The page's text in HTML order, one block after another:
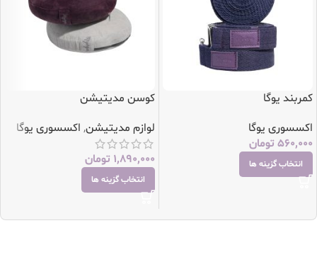
کمربند یوگا
اکسسوری یوگا
560,000تومان
انتخاب گزینه ها
کوسن مدیتیشن
لوازم مدیتیشن, اکسسوری یوگا
1,890,000 تومان
انتخاب گزینه ها